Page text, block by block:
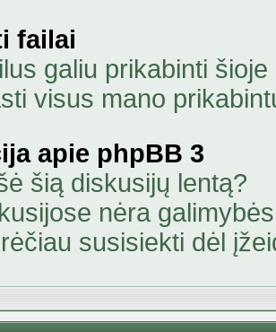
failai
galiu prikabinti
visus mano
apie phpBB 3
šią diskusijų lentą?
nėra
susisiekti dėl